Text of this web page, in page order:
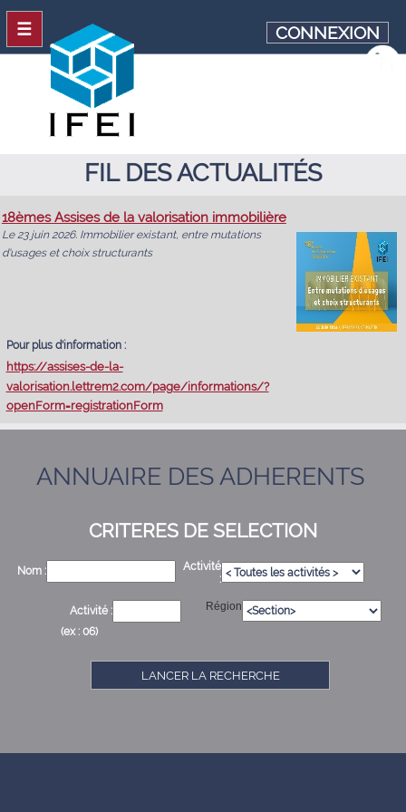
FIL DES ACTUALITÉS
18èmes Assises de la valorisation immobilière
Le 23 juin 2026. Immobilier existant, entre mutations
d'usages et choix structurants
Pour plus d'information :
https://assises-de-la-
valorisation.lettrem2.com/page/informations/?
openForm=registrationForm
ANNUAIRE DES ADHERENTS
CRITERES DE SELECTION
Nom :
Activité
:
Activité :
(ex : 06)
Région
LANCER LA RECHERCHE
CONNEXION
☰